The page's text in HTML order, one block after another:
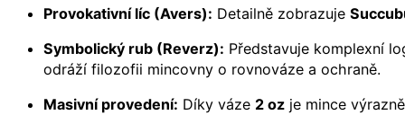
Provokativní líc (Avers): Detailně zobrazuje
Symbolický rub (Reverz): Představuje komplexní
odráží filozofii mincovny o rovnováze a ochraně.
Masivní provedení: Díky váze 2 oz je mince